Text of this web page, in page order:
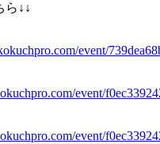
ら↓↓
event/
event/
event/